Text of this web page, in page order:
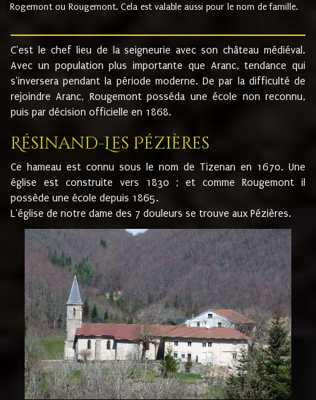
Rogemont ou Rougemont. Cela est valable aussi pour le nom de famille.
C'est le chef lieu de la seigneurie avec son château médiéval.
Avec un population plus importante que Aranc, tendance qui
s'inversera pendant la période moderne. De par la difficulté de
rejoindre Aranc, Rougemont posséda une école non reconnu,
puis par décision officielle en 1868.
Résinand-Les Pézières
Ce hameau est connu sous le nom de Tizenan en 1670. Une
église est construite vers 1830 ; et comme Rougemont il
possède une école depuis 1865.
L'église de notre dame des 7 douleurs se trouve aux Pézières.